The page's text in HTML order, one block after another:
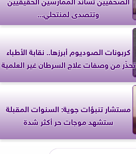
وتتصدى لمنتحلي...
كربونات الصوديوم أبرزها.. نقابة الأطباء
تحذّر من وصفات علاج السرطان غير العلمية
مستشار تنبؤات جوية: السنوات المقبلة
ستشهد موجات حر أكثر شدة